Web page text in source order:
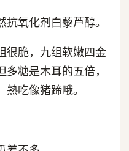
氧化剂白藜芦醇。
很脆，九组软嫩四金
糖是木耳的五倍，
吃像猪蹄哦。